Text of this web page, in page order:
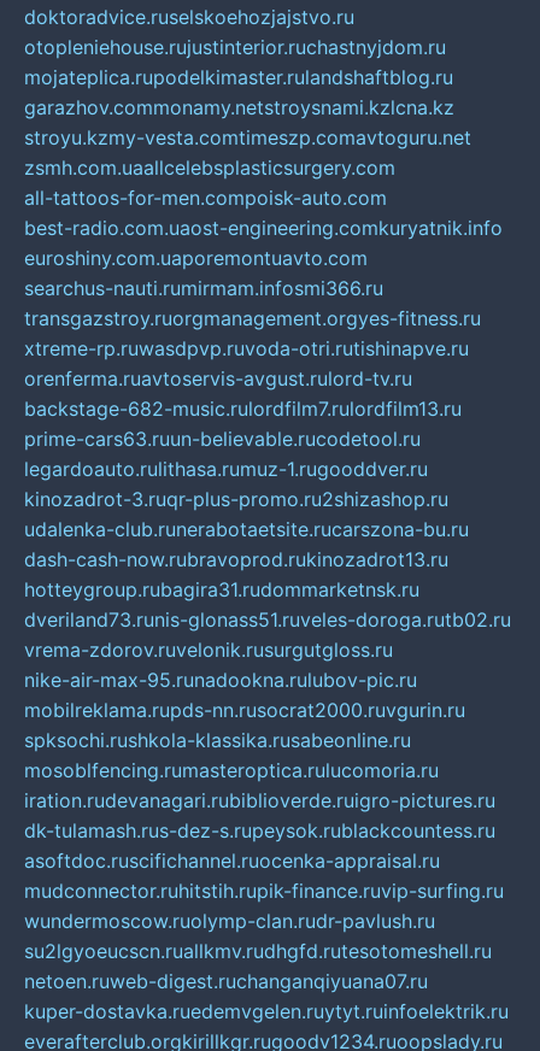
doktoradvice.ruselskoehozjajstvo.ru
otopleniehouse.rujustinterior.ruchastnyjdom.ru
mojateplica.rupodelkimaster.rulandshaftblog.ru
garazhov.commonamy.netstroysnami.kzlcna.kz
stroyu.kzmy-vesta.comtimeszp.comavtoguru.net
zsmh.com.uaallcelebsplasticsurgery.com
all-tattoos-for-men.compoisk-auto.com
best-radio.com.uaost-engineering.comkuryatnik.info
euroshiny.com.uaporemontuavto.com
searchus-nauti.rumirmam.infosmi366.ru
transgazstroy.ruorgmanagement.orgyes-fitness.ru
xtreme-rp.ruwasdpvp.ruvoda-otri.rutishinapve.ru
orenferma.ruavtoservis-avgust.rulord-tv.ru
backstage-682-music.rulordfilm7.rulordfilm13.ru
prime-cars63.ruun-believable.rucodetool.ru
legardoauto.rulithasa.rumuz-1.rugooddver.ru
kinozadrot-3.ruqr-plus-promo.ru2shizashop.ru
udalenka-club.runerabotaetsite.rucarszona-bu.ru
dash-cash-now.rubravoprod.rukinozadrot13.ru
hotteygroup.rubagira31.rudommarketnsk.ru
dveriland73.runis-glonass51.ruveles-doroga.rutb02.ru
vrema-zdorov.ruvelonik.rusurgutgloss.ru
nike-air-max-95.runadookna.rulubov-pic.ru
mobilreklama.rupds-nn.rusocrat2000.ruvgurin.ru
spksochi.rushkola-klassika.rusabeonline.ru
mosoblfencing.rumasteroptica.rulucomoria.ru
iration.rudevanagari.rubiblioverde.ruigro-pictures.ru
dk-tulamash.rus-dez-s.rupeysok.rublackcountess.ru
asoftdoc.ruscifichannel.ruocenka-appraisal.ru
mudconnector.ruhitstih.rupik-finance.ruvip-surfing.ru
wundermoscow.ruolymp-clan.rudr-pavlush.ru
su2lgyoeucscn.ruallkmv.rudhgfd.rutesotomeshell.ru
netoen.ruweb-digest.ruchanganqiyuana07.ru
kuper-dostavka.ruedemvgelen.ruytyt.ruinfoelektrik.ru
everafterclub.orgkirillkgr.rugoodv1234.ruoopslady.ru